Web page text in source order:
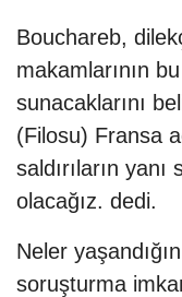
Bouchareb,
makamlarının
sunacaklarını
(Filosu) Fransa
saldırıların
olacağız. dedi.
Neler
soruşturma